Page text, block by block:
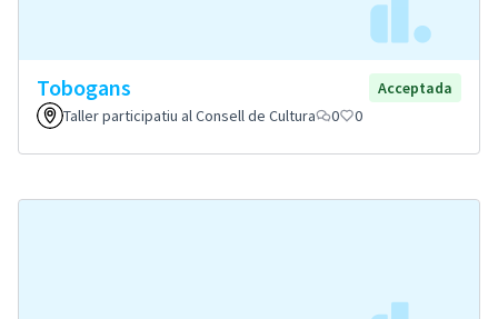
Tobogans
Acceptada
Taller participatiu al Consell de Cultura
0 0